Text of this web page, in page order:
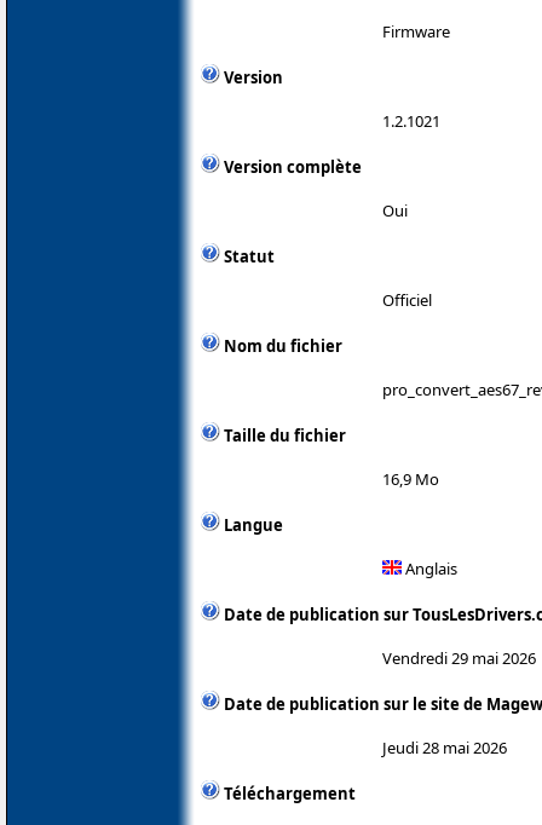
Firmware
Version
1.2.1021
Version complète
Oui
Statut
Officiel
Nom du fichier
Taille du fichier
16,9 Mo
Langue
Anglais
Date de publication sur
Vendredi 29 mai 2026
Date de publication sur le site de
Jeudi 28 mai 2026
Téléchargement